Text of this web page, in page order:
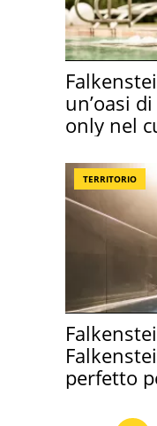
un’oasi
only nel
TERRITORIO
perfetto